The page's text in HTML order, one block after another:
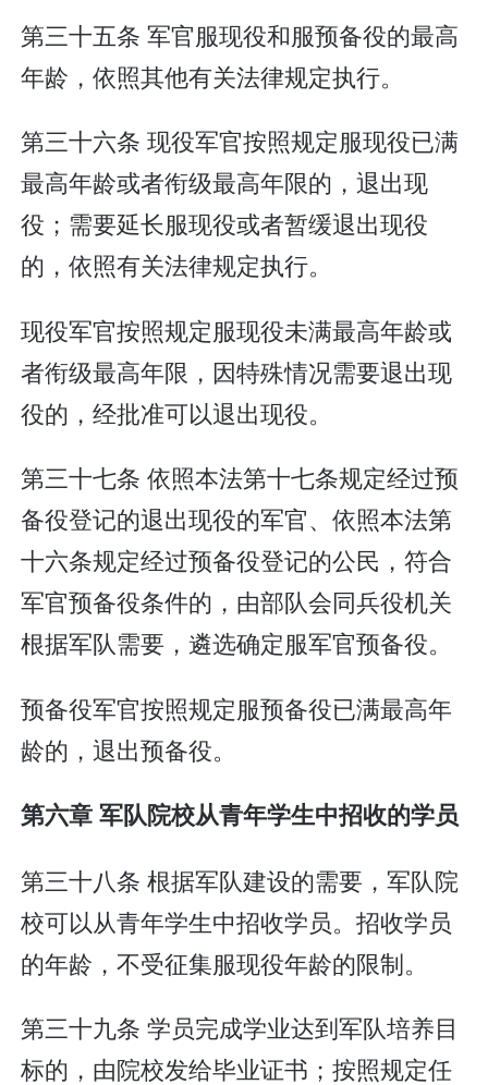
第三十五条 军官服现役和服预备役的最高
年龄，依照其他有关法律规定执行。
第三十六条 现役军官按照规定服现役已满
最高年龄或者衔级最高年限的，退出现
役；需要延长服现役或者暂缓退出现役
的，依照有关法律规定执行。
现役军官按照规定服现役未满最高年龄或
者衔级最高年限，因特殊情况需要退出现
役的，经批准可以退出现役。
第三十七条 依照本法第十七条规定经过预
备役登记的退出现役的军官、依照本法第
十六条规定经过预备役登记的公民，符合
军官预备役条件的，由部队会同兵役机关
根据军队需要，遴选确定服军官预备役。
预备役军官按照规定服预备役已满最高年
龄的，退出预备役。
第六章 军队院校从青年学生中招收的学员
第三十八条 根据军队建设的需要，军队院
校可以从青年学生中招收学员。招收学员
的年龄，不受征集服现役年龄的限制。
第三十九条 学员完成学业达到军队培养目
标的，由院校发给毕业证书；按照规定任